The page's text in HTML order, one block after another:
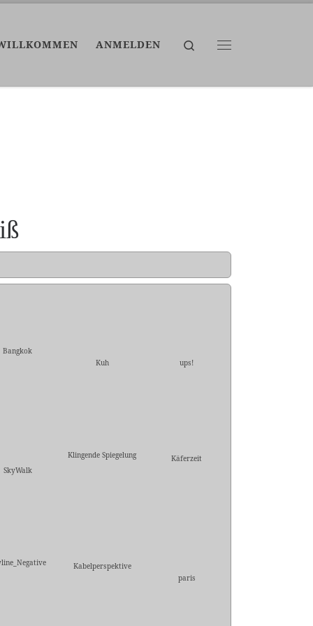
ANMELDEN
Search
Bangkok
Kuh
ups!
SkyWalk
Klingende Spiegelung Käferzeit
Kabelperspektive
paris